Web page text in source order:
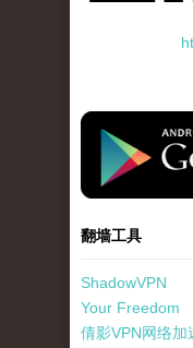
standard-
翻墙工具
ShadowVPN
Your Freedom
倩影VPN网络加